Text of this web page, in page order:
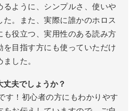
ように、シンプルさ、使いや
。また、実際に誰かのホロス
も役立つ、実用性のある読み方
を目指す方にも使っていただけ
した。
夫でしょうか？
す！初心者の方にもわかりやす